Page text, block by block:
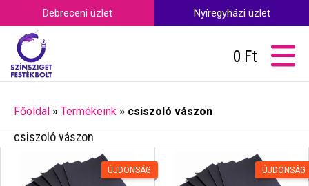
Debreceni üzlet Nyíregyházi üzlet
0 Ft
Főoldal » Termékeink » csiszoló vászon
csiszoló vászon
ÚJDONSÁG ÚJDONSÁG